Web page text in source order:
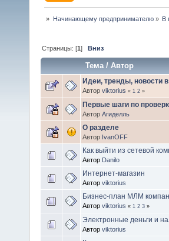
» Начинающему предпринимателю» В
Страницы: [1]Вниз
Тема/Автор
Идеи, тренды, новости
Автор viktorius « 1 2 »
Первые шаги по
Автор Агиделль
О разделе
Автор IvanOFF
Как выйти из сетевой
Автор Danilo
Интернет-магазин
Автор viktorius
Бизнес-план МЛМ
Автор viktorius « 1 2 3 »
Электронные деньги и
Автор viktorius